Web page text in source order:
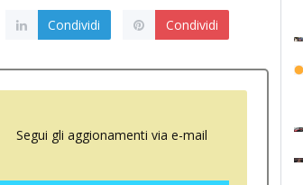
Condividi Condividi
Segui gli aggionamenti via e-mail